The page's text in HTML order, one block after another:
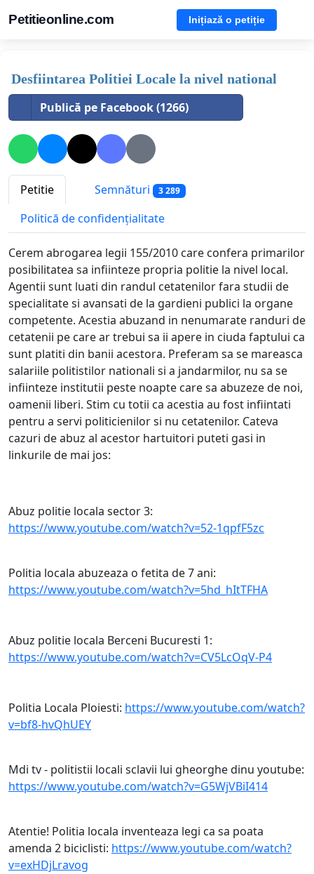
Petitieonline.com Inițiază o petiție
Desfiintarea Politiei Locale la nivel national
Publică pe Facebook (1266)
Petitie Semnături 3 289
Politică de confidențialitate
Cerem abrogarea legii 155/2010 care confera primarilor
posibilitatea sa infiinteze propria politie la nivel local.
Agentii sunt luati din randul cetatenilor fara studii de
specialitate si avansati de la gardieni publici la organe
competente. Acestia abuzand in nenumarate randuri de
cetatenii pe care ar trebui sa ii apere in ciuda faptului ca
sunt platiti din banii acestora. Preferam sa se mareasca
salariile politistilor nationali si a jandarmilor, nu sa se
infiinteze institutii peste noapte care sa abuzeze de noi,
oamenii liberi. Stim cu totii ca acestia au fost infiintati
pentru a servi politicienilor si nu cetatenilor. Cateva
cazuri de abuz al acestor hartuitori puteti gasi in
linkurile de mai jos:
Abuz politie locala sector 3:
https://www.youtube.com/watch?v=52-1qpfF5zc
Politia locala abuzeaza o fetita de 7 ani:
https://www.youtube.com/watch?v=5hd_hItTFHA
Abuz politie locala Berceni Bucuresti 1:
https://www.youtube.com/watch?v=CV5LcOqV-P4
Politia Locala Ploiesti: https://www.youtube.com/watch?
v=bf8-hvQhUEY
Mdi tv - politistii locali sclavii lui gheorghe dinu youtube:
https://www.youtube.com/watch?v=G5WjVBiI414
Atentie! Politia locala inventeaza legi ca sa poata
amenda 2 biciclisti: https://www.youtube.com/watch?
v=exHDjLravog